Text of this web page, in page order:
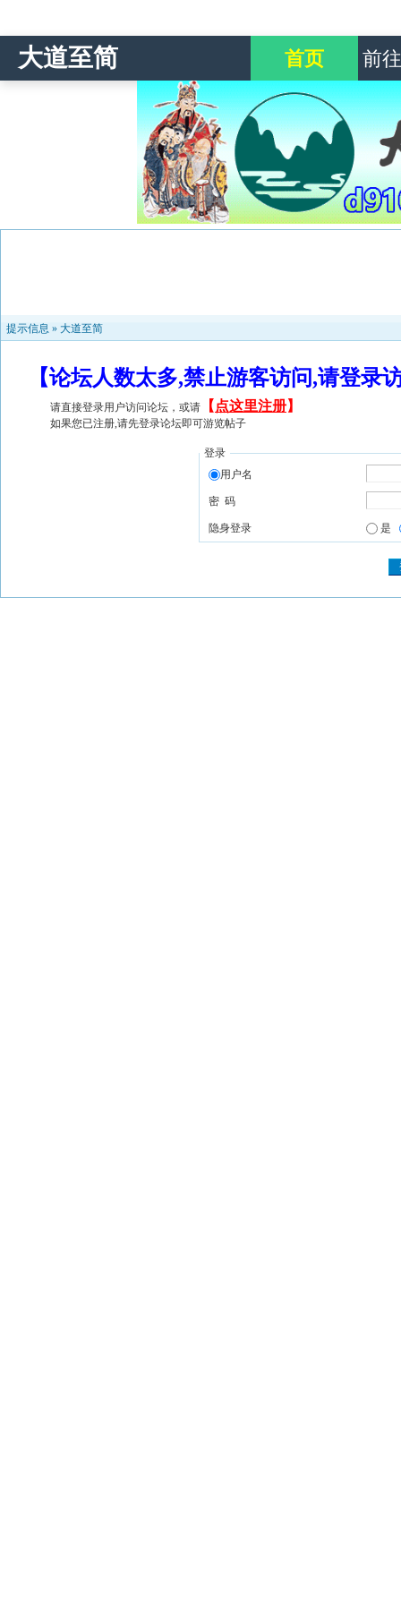
大道至简 首页 前
提示信息 » 大道至简
【论坛人数太多,禁止游客访问,请登
请直接登录用户访问论坛，或请 【 点这里注册】
如果您已注册,请先登录论坛即可游览帖子
登录
用户名
密 码
隐身登录 是